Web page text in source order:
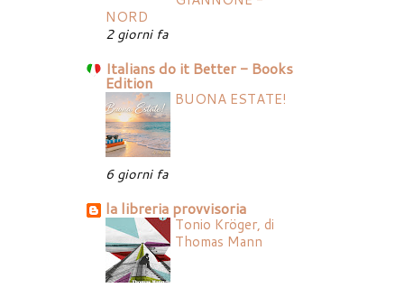
NORD
2 giorni fa
Italians do it Better - Books
Edition
BUONA ESTATE!
6 giorni fa
la libreria provvisoria
Tonio Kröger, di
Thomas Mann